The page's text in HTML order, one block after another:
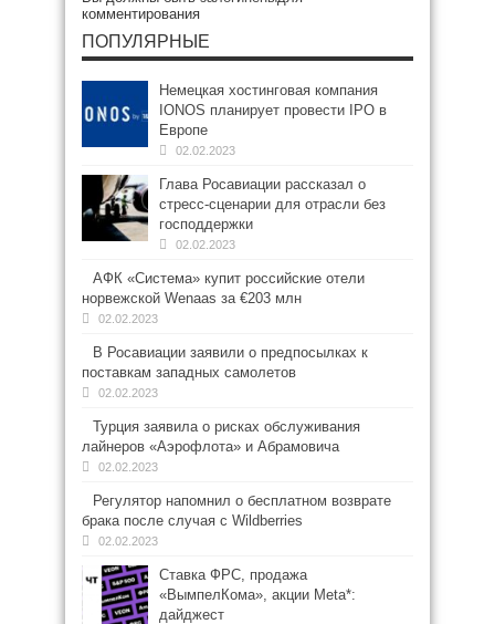
комментирования
ПОПУЛЯРНЫЕ
Немецкая хостинговая компания
IONOS планирует провести IPO в
Европе
02.02.2023
Глава Росавиации рассказал о
стресс-сценарии для отрасли без
господдержки
02.02.2023
АФК «Система» купит российские отели
норвежской Wenaas за €203 млн
02.02.2023
В Росавиации заявили о предпосылках к
поставкам западных самолетов
02.02.2023
Турция заявила о рисках обслуживания
лайнеров «Аэрофлота» и Абрамовича
02.02.2023
Регулятор напомнил о бесплатном возврате
брака после случая с Wildberries
02.02.2023
Ставка ФРС, продажа
«ВымпелКома», акции Meta*:
дайджест